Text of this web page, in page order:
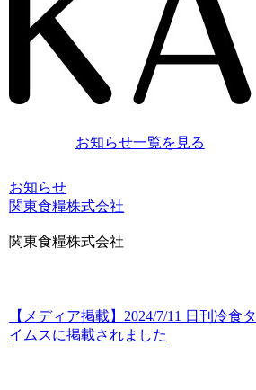
お知らせ一覧を見る
お知らせ
関東食糧株式会社
関東食糧株式会社
【メディア掲載】2024/7/11 日刊冷食タ
イムスに掲載されました